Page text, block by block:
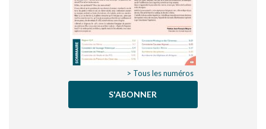
> Tous les numéros
S'ABONNER